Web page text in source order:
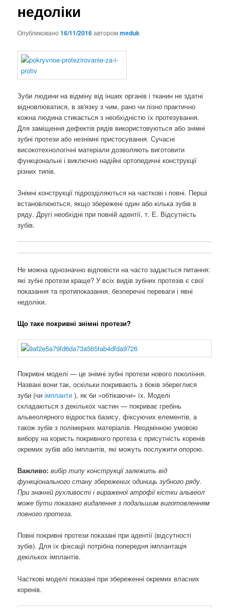
недоліки
Опубликовано16/11/2016авторомmeduk
Зуби людини на відміну від інших органів і тканин не здатні
відновлюватися, в зв'язку з чим, рано чи пізно практично
кожна людина стикається з необхідністю їх протезування.
Для заміщення дефектів рядів використовуються або знімні
зубні протези або незнімні пристосування. Сучасні
високотехнологічні матеріали дозволяють виготовити
функціональні і виключно надійні ортопедичні конструкції
різних типів.
Знімні конструкції підрозділяються на часткові і повні. Перші
встановлюються, якщо збережені один або кілька зубів в
ряду. Другі необхідні при повній адентії, т. Е. Відсутність
зубів.
Не можна однозначно відповісти на часто задається питання:
які зубні протези краще? У всіх видів зубних протезів є свої
показання та протипоказання, безперечні переваги і явні
недоліки.
Що таке покривні знімні протези?
Покривні моделі — це знімні зубні протези нового покоління.
Названі вони так, оскільки покривають з боків збереглися
зуби (чиімпланти), як би «обтікаючи» їх. Моделі
складаються з декількох частин — покриває гребінь
альвеолярного відростка базису, фіксуючих елементів, а
також зубів з полімерних матеріалів. Неодмінною умовою
вибору на користь покривного протеза є присутність коренів
окремих зубів або імплантів, які можуть послужити опорою.
Важливо:вибір типу конструкції залежить від
функціонального стану збережених одиниць зубного ряду.
При значній рухливості і вираженої атрофії кістки альвеол
може бути показано видалення з подальшим виготовленням
повного протеза.
Повні покривні протези показані при адентії (відсутності
зубів). Для їх фіксації потрібна попередня імплантація
декількох імплантів.
Часткові моделі показані при збереженні окремих власних
коренів.